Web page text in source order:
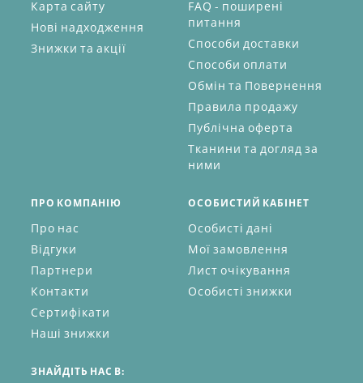
Карта сайту
Нові надходження
Знижки та акції
FAQ - поширені
питання
Способи доставки
Способи оплати
Обмін та Повернення
Правила продажу
Публічна оферта
Тканини та догляд за
ними
ПРО КОМПАНІЮ
Про нас
Відгуки
Партнери
Контакти
Сертифікати
Наші знижки
ОСОБИСТИЙ КАБІНЕТ
Особисті дані
Мої замовлення
Лист очікування
Особисті знижки
ЗНАЙДІТЬ НАС В: